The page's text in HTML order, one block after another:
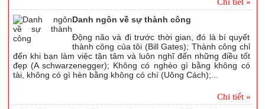
Danh ngôn về sự thành công
Động não và đi trước thời gian, đó là bí quyết
thành công của tôi (Bill Gates); Thành công chỉ
đến khi bạn làm việc tận tâm và luôn nghĩ đến những điều tốt
đẹp (A schwarzenegger); Không có nghèo gì bằng không có
tài, không có gì hèn bằng không có chí (Uông Cách);...
Chi tiết »